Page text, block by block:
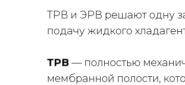
ТРВ и ЭРВ решают одну
подачу жидкого
ТРВ — полностью
мембранной полости,